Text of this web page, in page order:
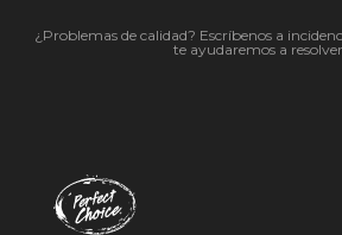
¿Problemas de calidad? Escríbenos a
te ayudaremos a